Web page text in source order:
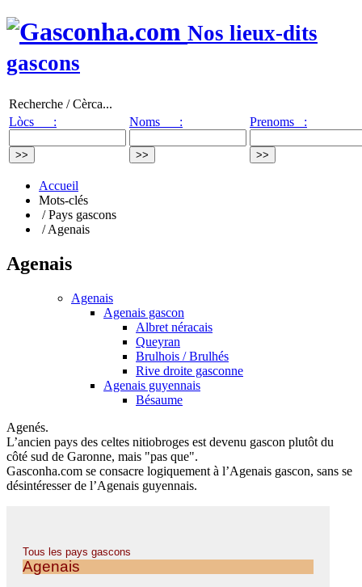
Nos lieux-dits
gascons
Recherche / Cèrca...
Lòcs :
Noms : Prenoms :
Accueil
Mots-clés
/ Pays gascons
/ Agenais
Agenais
Agenais
Agenais gascon
Albret néracais
Queyran
Brulhois / Brulhés
Rive droite gasconne
Agenais guyennais
Bésaume
Agenés.
L’ancien pays des celtes nitiobroges est devenu gascon plutôt du
côté sud de Garonne, mais "pas que".
Gasconha.com se consacre logiquement à l’Agenais gascon, sans se
désintéresser de l’Agenais guyennais.